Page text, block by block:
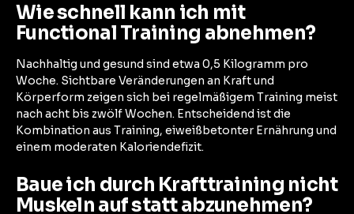
Wie schnell kann ich mit
Functional Training abnehmen?
Nachhaltig und gesund sind etwa 0,5 Kilogramm pro
Woche. Sichtbare Veränderungen an Kraft und
Körperform zeigen sich bei regelmäßigem Training meist
nach acht bis zwölf Wochen. Entscheidend ist die
Kombination aus Training, eiweißbetonter Ernährung und
einem moderaten Kaloriendefizit.
Baue ich durch Krafttraining nicht
Muskeln auf statt abzunehmen?